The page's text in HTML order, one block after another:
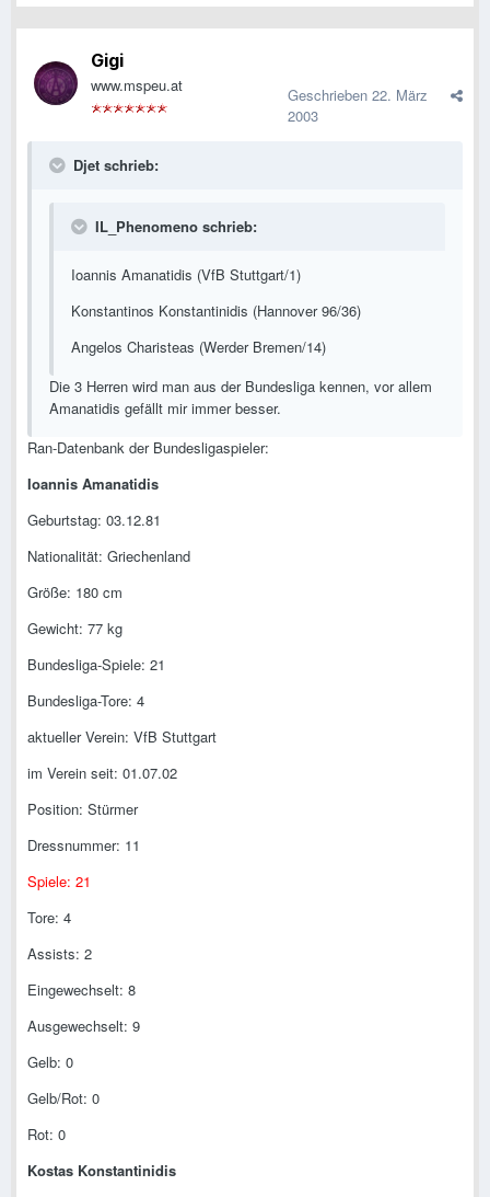
Gigi
www.mspeu.at Geschrieben 22. März
2003
Djet schrieb:
IL_Phenomeno schrieb:
Ioannis Amanatidis (VfB Stuttgart/1)
Konstantinos Konstantinidis (Hannover 96/36)
Angelos Charisteas (Werder Bremen/14)
Die 3 Herren wird man aus der Bundesliga kennen, vor allem
Amanatidis gefällt mir immer besser.
Ran-Datenbank der Bundesligaspieler:
Ioannis Amanatidis
Geburtstag: 03.12.81
Nationalität: Griechenland
Größe: 180 cm
Gewicht: 77 kg
Bundesliga-Spiele: 21
Bundesliga-Tore: 4
aktueller Verein: VfB Stuttgart
im Verein seit: 01.07.02
Position: Stürmer
Dressnummer: 11
Spiele: 21
Tore: 4
Assists: 2
Eingewechselt: 8
Ausgewechselt: 9
Gelb: 0
Gelb/Rot: 0
Rot: 0
Kostas Konstantinidis